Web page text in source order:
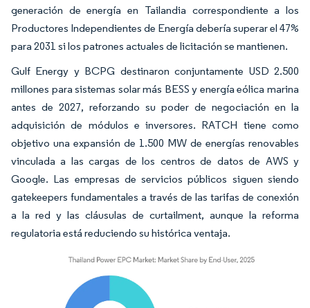
generación de energía en Tailandia correspondiente a los
Productores Independientes de Energía debería superar el 47%
para 2031 si los patrones actuales de licitación se mantienen.
Gulf Energy y BCPG destinaron conjuntamente USD 2.500
millones para sistemas solar más BESS y energía eólica marina
antes de 2027, reforzando su poder de negociación en la
adquisición de módulos e inversores. RATCH tiene como
objetivo una expansión de 1.500 MW de energías renovables
vinculada a las cargas de los centros de datos de AWS y
Google. Las empresas de servicios públicos siguen siendo
gatekeepers fundamentales a través de las tarifas de conexión
a la red y las cláusulas de curtailment, aunque la reforma
regulatoria está reduciendo su histórica ventaja.